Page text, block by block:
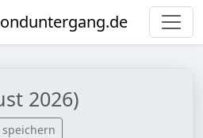
2026)
speichern